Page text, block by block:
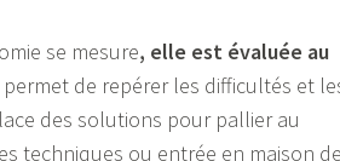
se mesure, elle est évaluée au
de repérer les difficultés et
des solutions pour pallier au
techniques ou entrée en maison de